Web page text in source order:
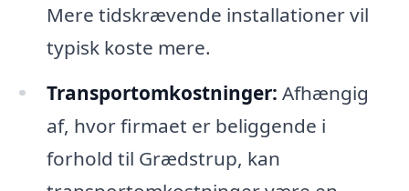
Mere tidskrævende installationer vil
typisk koste mere.
Transportomkostninger: Afhængig
af, hvor firmaet er beliggende i
forhold til Grædstrup, kan